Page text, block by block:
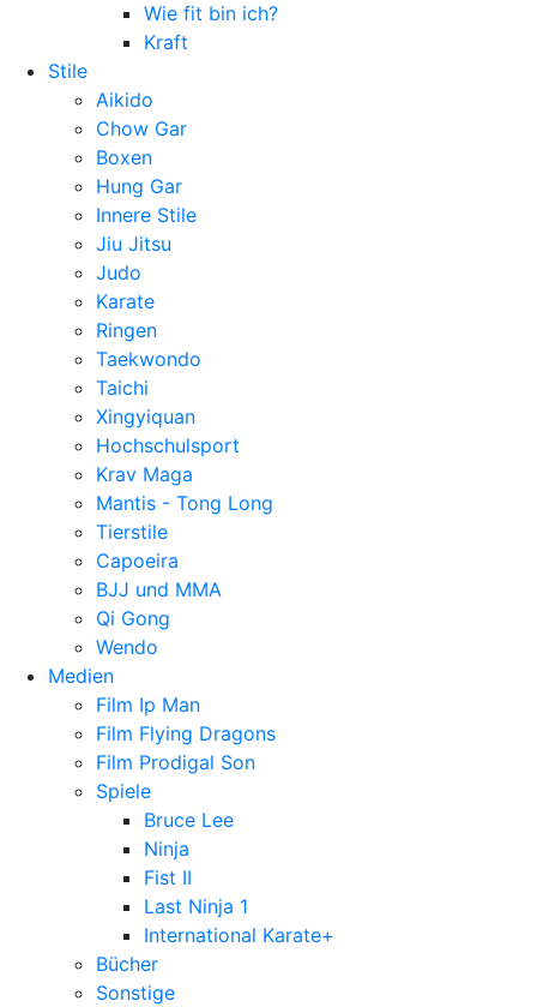
Wie fit bin ich?
Kraft
Stile
Aikido
Chow Gar
Boxen
Hung Gar
Innere Stile
Jiu Jitsu
Judo
Karate
Ringen
Taekwondo
Taichi
Xingyiquan
Hochschulsport
Krav Maga
Mantis - Tong Long
Tierstile
Capoeira
BJJ und MMA
Qi Gong
Wendo
Medien
Film Ip Man
Film Flying Dragons
Film Prodigal Son
Spiele
Bruce Lee
Ninja
Fist II
Last Ninja 1
International Karate+
Bücher
Sonstige